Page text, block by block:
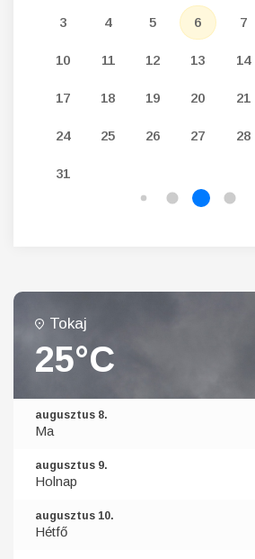
3 4 5 6 7
10 11 12 13 14
17 18 19 20 21
24 25 26 27 28
31
Tokaj
25°C
augusztus 8.
Ma
augusztus 9.
Holnap
augusztus 10.
Hétfő